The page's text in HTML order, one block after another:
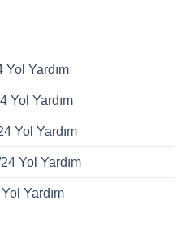
Yardım
Yol Yardım
Yol Yardım
Yol Yardım
Yardım